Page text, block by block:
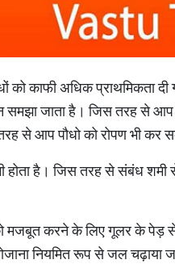
को काफी अधिक प्राथमिकता
जाता है। जिस तरह से आप
से आप पौधो को रोपण भी कर
भी होता है। जिस तरह से संबंध
मजबूत करने के लिए गूलर के पेड़
नियमित रूप से जल